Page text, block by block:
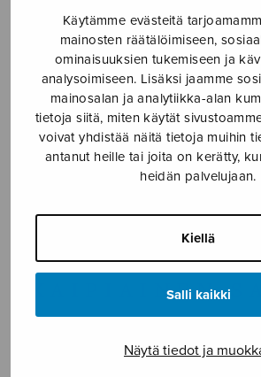
Käytämme evästeitä
mainosten räätälöimiseen,
ominaisuuksien tukemiseen ja
analysoimiseen. Lisäksi jaamme
mainosalan ja analytiikka-alan
tietoja siitä, miten käytät
voivat yhdistää näitä tietoja muihin
antanut heille tai joita on kerätty,
heidän palvelujaan.
Kiellä
Salli kaikki
Näytä tiedot ja
myynti@sulasol.fi
puh. 050 305 6502
NÄYTÄ KARTALLA
KAIPIAINEN